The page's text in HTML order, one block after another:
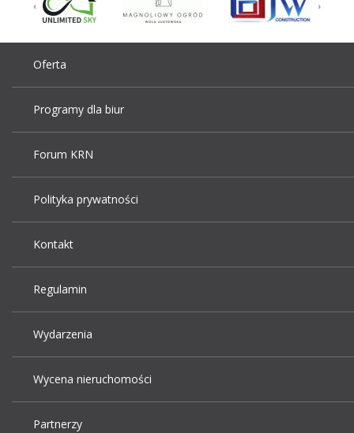
Oferta
Programy dla biur
Forum KRN
Polityka prywatności
Kontakt
Regulamin
Wydarzenia
Wycena nieruchomości
Partnerzy